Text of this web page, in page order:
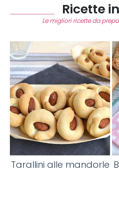
Ricette
Le migliori ricette da
Tarallini alle mandorle